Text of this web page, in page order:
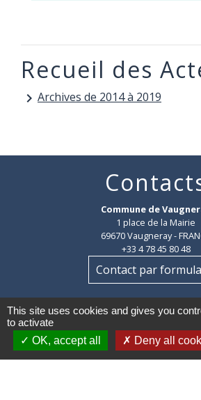
Recueil des
keyboard_arrow_right Archives de 2014 à 2019
Commune de
1 place de la Mairie
69670 Vaugneray -
+33 4 78 45 80 48
Contact par
HORAIRES :
Du lundi au vendredi : 8h30-12h
Le samedi : 8h30-12h
This site uses cookies and gives you
to activate
OK, accept all
Deny all